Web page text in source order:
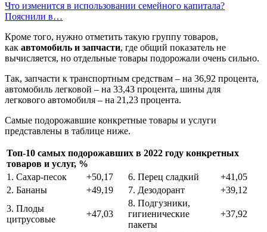
Что изменится в использовании семейного капитала?
Пояснили в…
Кроме того, нужно отметить такую группу товаров,
как автомобиль и запчасти, где общий показатель не
вычисляется, но отдельные товары подорожали очень сильно.
Так, запчасти к транспортным средствам – на 36,92 процента,
автомобиль легковой – на 33,43 процента, шины для
легкового автомобиля – на 21,23 процента.
Самые подорожавшие конкретные товары и услуги
представлены в таблице ниже.
Топ-10 самых подорожавших в 2022 году конкретных
товаров и услуг, %
1. Сахар-песок
+50,17 6. Перец сладкий
+41,05
2. Бананы
+49,19 7. Дезодорант
+39,12
3. Плоды
цитрусовые
+47,03
8. Подгузники,
гигиенические
пакеты
+37,92